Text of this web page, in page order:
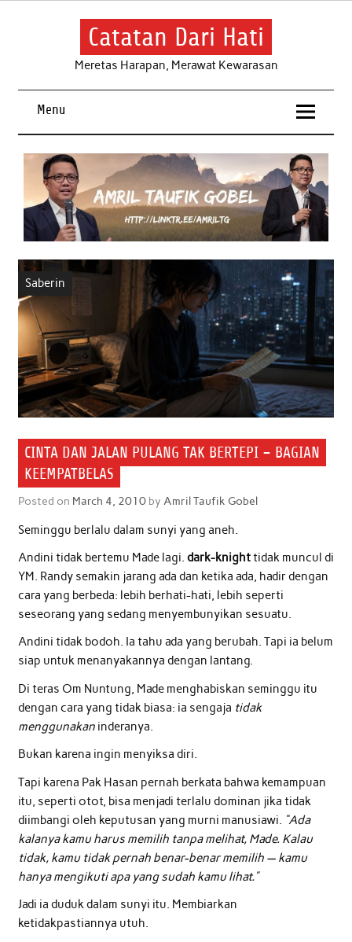
Skip
Catatan Dari Hati
Meretas Harapan, Merawat Kewarasan
Menu
Saberin
CINTA DAN JALAN PULANG TAK BERTEPI – BAGIAN
KEEMPATBELAS
Posted on March 4, 2010by Amril Taufik Gobel
Seminggu berlalu dalam sunyi yang aneh.
Andini tidak bertemu Made lagi. dark-knighttidak muncul di
YM. Randy semakin jarang ada dan ketika ada, hadir dengan
cara yang berbeda: lebih berhati-hati, lebih seperti
seseorang yang sedang menyembunyikan sesuatu.
Andini tidak bodoh. Ia tahu ada yang berubah. Tapi ia belum
siap untuk menanyakannya dengan lantang.
Di teras Om Nuntung, Made menghabiskan seminggu itu
dengan cara yang tidak biasa: ia sengaja tidak
menggunakaninderanya.
Bukan karena ingin menyiksa diri.
Tapi karena Pak Hasan pernah berkata bahwa kemampuan
itu, seperti otot, bisa menjadi terlalu dominan jika tidak
diimbangi oleh keputusan yang murni manusiawi. “Ada
kalanya kamu harus memilih tanpa melihat, Made. Kalau
tidak, kamu tidak pernah benar-benar memilih — kamu
hanya mengikuti apa yang sudah kamu lihat.”
Jadi ia duduk dalam sunyi itu. Membiarkan
ketidakpastiannya utuh.